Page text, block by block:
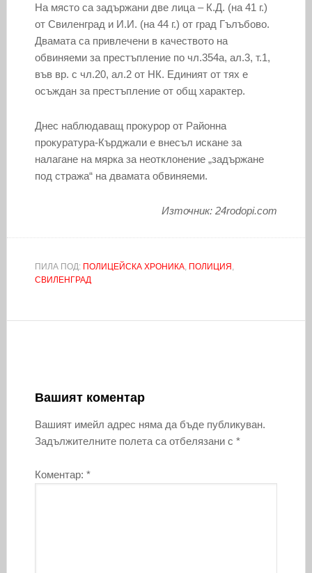
На място са задържани две лица – К.Д. (на 41 г.)
от Свиленград и И.И. (на 44 г.) от град Гълъбово.
Двамата са привлечени в качеството на
обвиняеми за престъпление по чл.354а, ал.3, т.1,
във вр. с чл.20, ал.2 от НК. Единият от тях е
осъждан за престъпление от общ характер.
Днес наблюдаващ прокурор от Районна
прокуратура-Кърджали е внесъл искане за
налагане на мярка за неотклонение „задържане
под стража“ на двамата обвиняеми.
Източник: 24rodopi.com
ПИЛА ПОД: ПОЛИЦЕЙСКА ХРОНИКА, ПОЛИЦИЯ ,
СВИЛЕНГРАД
Вашият коментар
Вашият имейл адрес няма да бъде публикуван.
Задължителните полета са отбелязани с *
Коментар: *